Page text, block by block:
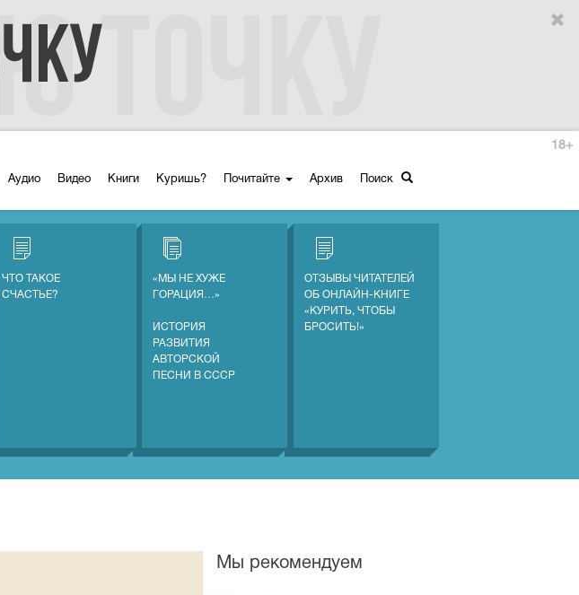
Аудио Видео Книги Куришь? Почитайте Архив Поиск
18+
ЧТО ТАКОЕ
СЧАСТЬЕ?
«МЫ НЕ ХУЖЕ
ГОРАЦИЯ…»
ИСТОРИЯ
РАЗВИТИЯ
АВТОРСКОЙ
ПЕСНИ В СССР
ОТЗЫВЫ ЧИТАТЕЛЕЙ
ОБ ОНЛАЙН-КНИГЕ
«КУРИТЬ, ЧТОБЫ
БРОСИТЬ!»
Мы рекомендуем